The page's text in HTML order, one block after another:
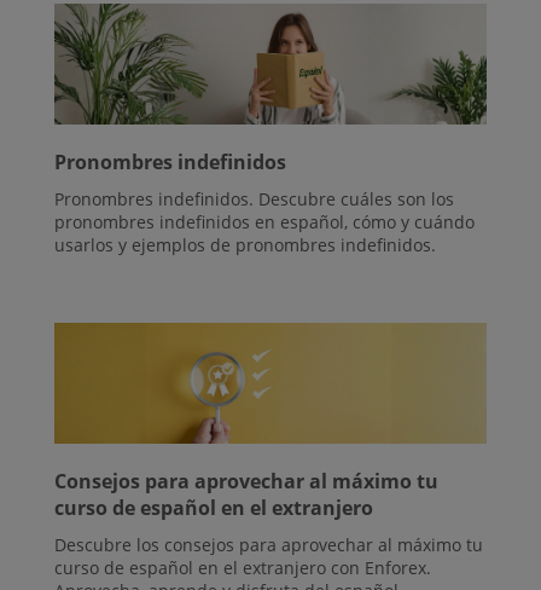
Pronombres indefinidos
Pronombres indefinidos. Descubre cuáles son los
pronombres indefinidos en español, cómo y cuándo
usarlos y ejemplos de pronombres indefinidos.
Consejos para aprovechar al máximo tu
curso de español en el extranjero
Descubre los consejos para aprovechar al máximo tu
curso de español en el extranjero con Enforex.